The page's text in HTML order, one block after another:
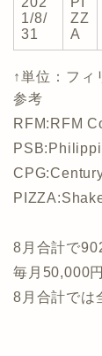
1/8/
31
ZZ
A
↑単位：フィ
参考
RFM:RFM
8月合計で
毎月50,000円
8月合計では